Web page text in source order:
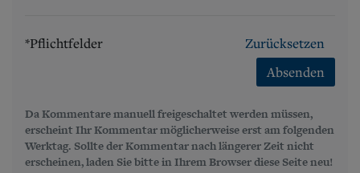
*Pflichtfelder
Zurücksetzen
Absenden
Da Kommentare manuell freigeschaltet werden müssen,
erscheint Ihr Kommentar möglicherweise erst am folgenden
Werktag. Sollte der Kommentar nach längerer Zeit nicht
erscheinen, laden Sie bitte in Ihrem Browser diese Seite neu!